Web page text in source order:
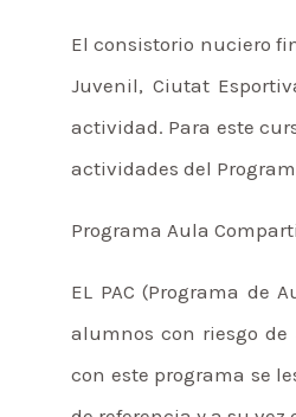
El consistorio nuciero
Juvenil, Ciutat
actividad. Para este
actividades del
Programa Aula
EL PAC (Programa de
alumnos con riesgo
con este programa se